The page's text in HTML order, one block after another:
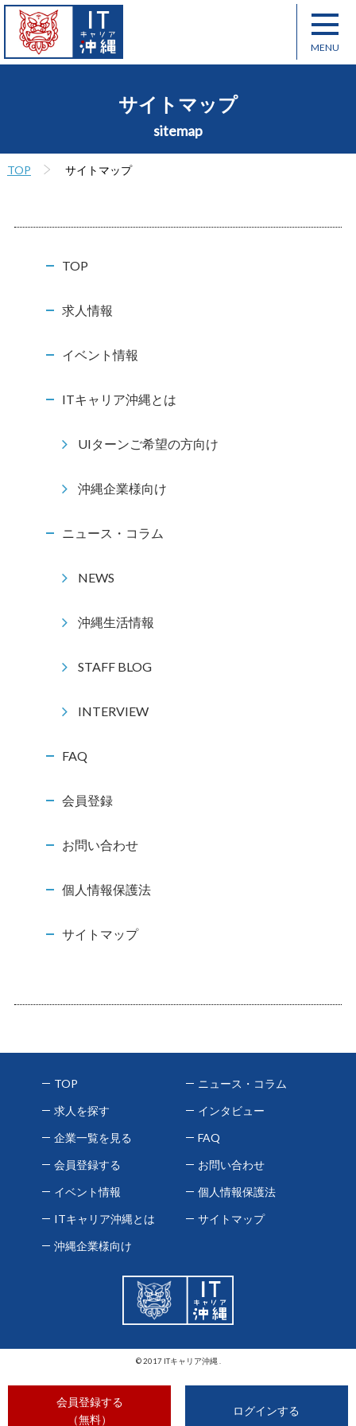
サイトマップ
sitemap
TOP サイトマップ
TOP
求人情報
イベント情報
ITキャリア沖縄とは
UIターンご希望の方向け
沖縄企業様向け
ニュース・コラム
NEWS
沖縄生活情報
STAFF BLOG
INTERVIEW
FAQ
会員登録
お問い合わせ
個人情報保護法
サイトマップ
会員登録する
（無料）
ログインする
TOP
求人を探す
企業一覧を見る
会員登録する
イベント情報
ITキャリア沖縄とは
沖縄企業様向け
ニュース・コラム
インタビュー
FAQ
お問い合わせ
個人情報保護法
サイトマップ
© 2017 ITキャリア沖縄 .